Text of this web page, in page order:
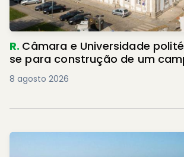
R. Câmara e Universidade
se para construção de um
8 agosto 2026